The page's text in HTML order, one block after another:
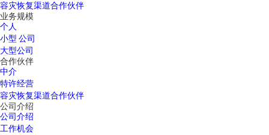
容灾恢复渠道合作伙伴
业务规模
个人
小型 公司
大型公司
合作伙伴
中介
特许经营
容灾恢复渠道合作伙伴
公司介绍
公司介绍
工作机会